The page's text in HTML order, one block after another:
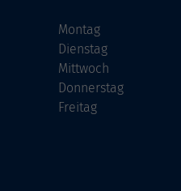
Montag
Dienstag
Mittwoch
Donnerstag
Freitag